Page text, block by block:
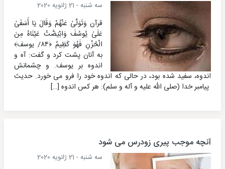
سه شنبه - 21 ژانویه 2020
قرآن وَتَوَلَّىٰ عَنْهُمْ وَقَالَ يَا أَسَفَىٰ
عَلَىٰ يُوسُفَ وَابْيَضَّتْ عَيْنَاهُ مِنَ
الْحُزْنِ فَهُوَ كَظِيمٌ ﴿٨٤/ یوسف﴾
به آنان پشت کرد و گفت: آه و
اندوه بر یوسف. و چشمانش
اندوه، سفید شده بود، در حالی که اندوه خود را فرو می خورد. حدیث
پیامبر خدا (صلی الله علیه و آله و سلم): هر کس اندوه […]
آنچه موجب پیری زودرس می شود
سه شنبه - 21 ژانویه 2020